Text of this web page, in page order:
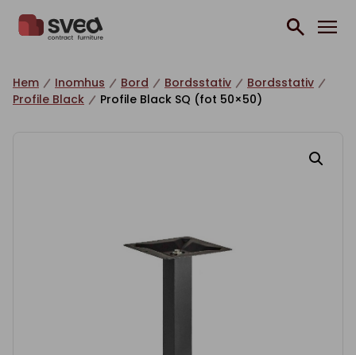
Hem Inomhus Bord Bordsstativ
Bordsstativ
Profile Black
Profile Black SQ (fot 50×50)